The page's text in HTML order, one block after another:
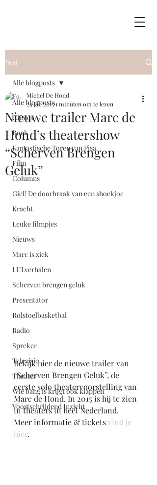
Post
Alle blogposts
Clinics
Boek
Fantastische Toren van Pisa
Film
Columns
Giel! De doorbraak van een shockjoc
Kracht
Leuke filmpjes
Nieuws
Marc is ziek
LULverhalen
Scherven brengen geluk
Presentator
Rolstoelbasketbal
Radio
Spreker
Televisie
Theater
Wie bang is krijgt ook klappen
Voortschrijdend Inzicht
Alle blogposts
Nieuwe trailer Marc de
Hond’s theatershow
“Scherven Brengen
Geluk”
Michel De Hond
24 jan 20151 minuten om te lezen
Bekijk hier de nieuwe trailer van
“Scherven Brengen Geluk”, de
eerste solo theatervoorstelling van
Marc de Hond. In 2015 is hij te zien
in theaters in heel Nederland.
Meer informatie & tickets vind je
hier.